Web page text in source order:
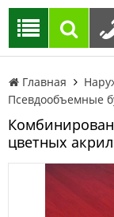
Главная
Псевдообъемные
цветных